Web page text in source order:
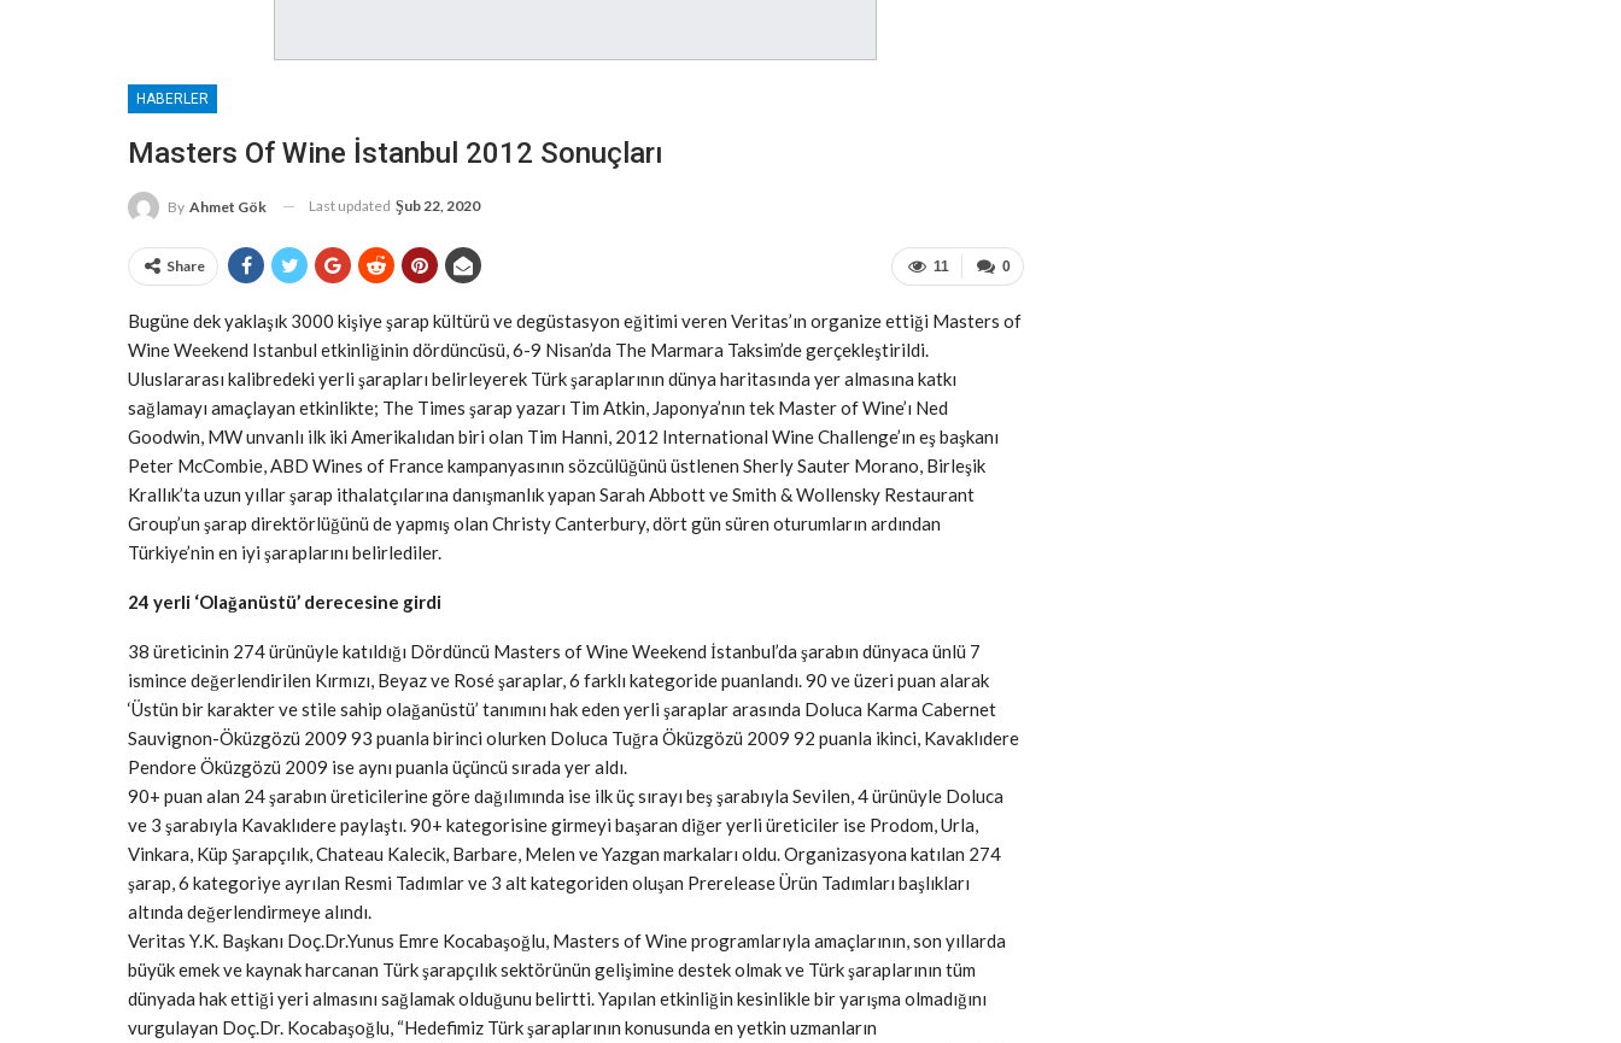
HABERLER
Masters Of Wine İstanbul 2012 Sonuçları
By Ahmet Gök Last updated Şub 22, 2020
0
11
Share
Bugüne dek yaklaşık 3000 kişiye şarap kültürü ve degüstasyon eğitimi veren Veritas’ın organize ettiği Masters of
Wine Weekend Istanbul etkinliğinin dördüncüsü, 6-9 Nisan’da The Marmara Taksim’de gerçekleştirildi.
Uluslararası kalibredeki yerli şarapları belirleyerek Türk şaraplarının dünya haritasında yer almasına katkı
sağlamayı amaçlayan etkinlikte; The Times şarap yazarı Tim Atkin, Japonya’nın tek Master of Wine’ı Ned
Goodwin, MW unvanlı ilk iki Amerikalıdan biri olan Tim Hanni, 2012 International Wine Challenge’ın eş başkanı
Peter McCombie, ABD Wines of France kampanyasının sözcülüğünü üstlenen Sherly Sauter Morano, Birleşik
Krallık’ta uzun yıllar şarap ithalatçılarına danışmanlık yapan Sarah Abbott ve Smith & Wollensky Restaurant
Group’un şarap direktörlüğünü de yapmış olan Christy Canterbury, dört gün süren oturumların ardından
Türkiye’nin en iyi şaraplarını belirlediler.
24 yerli ‘Olağanüstü’ derecesine girdi
38 üreticinin 274 ürünüyle katıldığı Dördüncü Masters of Wine Weekend İstanbul’da şarabın dünyaca ünlü 7
ismince değerlendirilen Kırmızı, Beyaz ve Rosé şaraplar, 6 farklı kategoride puanlandı. 90 ve üzeri puan alarak
‘Üstün bir karakter ve stile sahip olağanüstü’ tanımını hak eden yerli şaraplar arasında Doluca Karma Cabernet
Sauvignon-Öküzgözü 2009 93 puanla birinci olurken Doluca Tuğra Öküzgözü 2009 92 puanla ikinci, Kavaklıdere
Pendore Öküzgözü 2009 ise aynı puanla üçüncü sırada yer aldı.
90+ puan alan 24 şarabın üreticilerine göre dağılımında ise ilk üç sırayı beş şarabıyla Sevilen, 4 ürünüyle Doluca
ve 3 şarabıyla Kavaklıdere paylaştı. 90+ kategorisine girmeyi başaran diğer yerli üreticiler ise Prodom, Urla,
Vinkara, Küp Şarapçılık, Chateau Kalecik, Barbare, Melen ve Yazgan markaları oldu. Organizasyona katılan 274
şarap, 6 kategoriye ayrılan Resmi Tadımlar ve 3 alt kategoriden oluşan Prerelease Ürün Tadımları başlıkları
altında değerlendirmeye alındı.
Veritas Y.K. Başkanı Doç.Dr.Yunus Emre Kocabaşoğlu, Masters of Wine programlarıyla amaçlarının, son yıllarda
büyük emek ve kaynak harcanan Türk şarapçılık sektörünün gelişimine destek olmak ve Türk şaraplarının tüm
dünyada hak ettiği yeri almasını sağlamak olduğunu belirtti. Yapılan etkinliğin kesinlikle bir yarışma olmadığını
vurgulayan Doç.Dr. Kocabaşoğlu, “Hedefimiz Türk şaraplarının konusunda en yetkin uzmanların